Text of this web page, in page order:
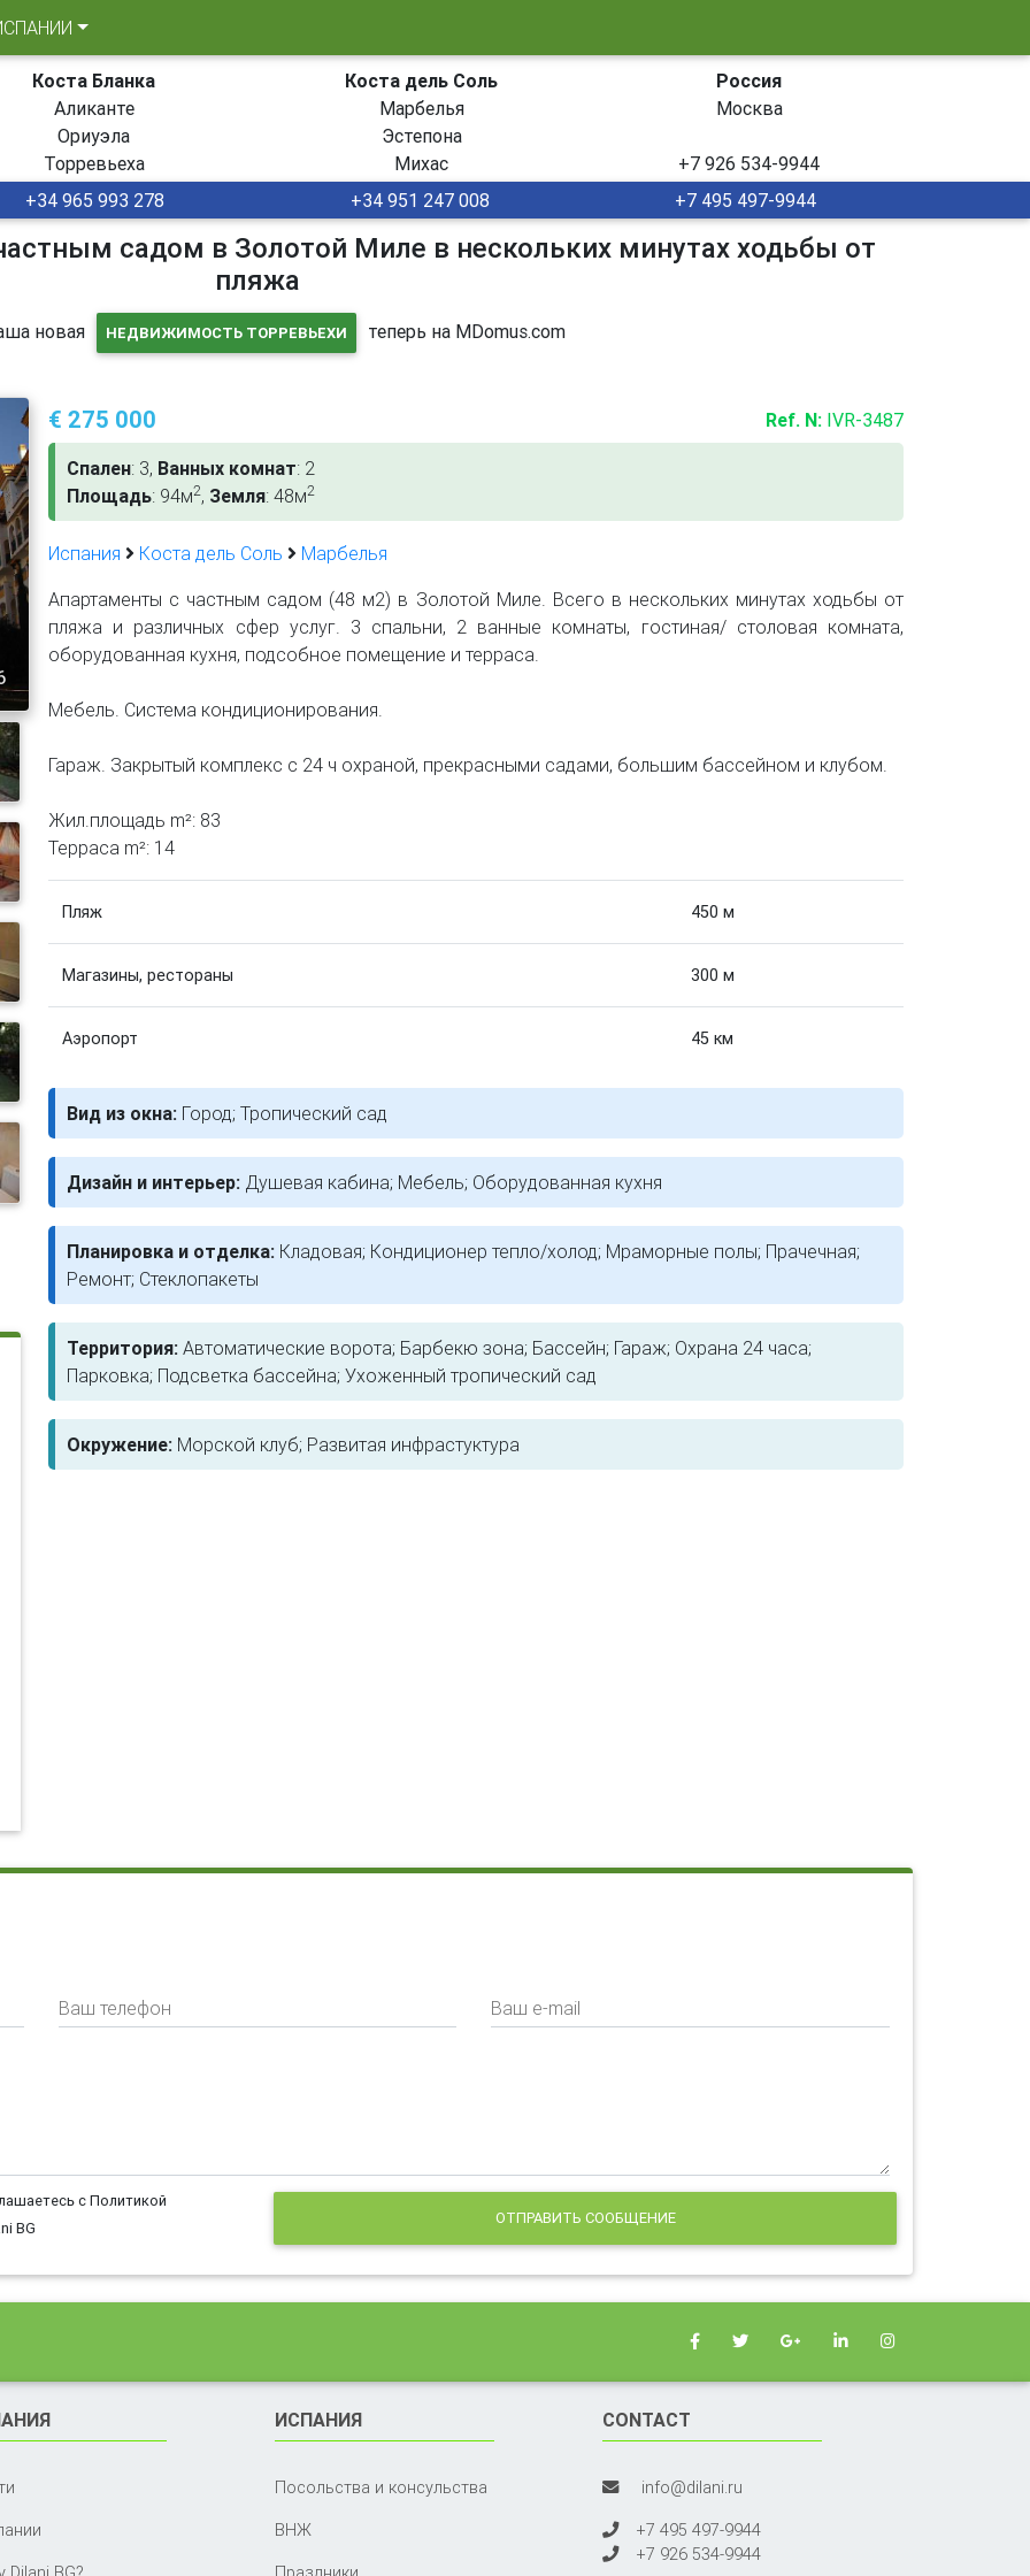
Коста Бланка
Аликанте
Ориуэла
Торревьеха
Коста дель Соль
Марбелья
Эстепона
Михас
Россия
Москва
+7 926 534-9944
+34 965 993 278
+34 951 247 008 +7 495 497-9944
садом в Золотой Миле в нескольких минутах ходьбы от
пляжа
новая НЕДВИЖИМОСТЬ ТОРРЕВЬЕХИ теперь на MDomus.com
€ 275 000 Ref. N: IVR-3487
Спален: 3, Ванных комнат: 2
Площадь: 94м2, Земля: 48м2
Испания Коста дель Соль
Марбелья
Апартаменты с частным садом (48 м2) в Золотой Миле. Всего в нескольких минутах ходьбы от
пляжа и различных сфер услуг. 3 спальни, 2 ванные комнаты, гостиная/ столовая комната,
оборудованная кухня, подсобное помещение и терраса.
Мебель. Система кондиционирования.
Гараж. Закрытый комплекс с 24 ч охраной, прекрасными садами, большим бассейном и клубом.
Жил.площадь m²: 83
Терраса m²: 14
Пляж 450 м
Магазины, рестораны 300 м
Аэропорт 45 км
Вид из окна: Город; Тропический сад
Дизайн и интерьер: Душевая кабина; Мебель; Оборудованная кухня
Планировка и отделка: Кладовая; Кондиционер тепло/холод; Мраморные полы; Прачечная;
Ремонт; Стеклопакеты
Территория: Автоматические ворота; Барбекю зона; Бассейн; Гараж; Охрана 24 часа;
Парковка; Подсветка бассейна; Ухоженный тропический сад
Окружение: Морской клуб; Развитая инфрастуктура
Ваш телефон Ваш e-mail
с Политикой
BG
ОТПРАВИТЬ СООБЩЕНИЕ
ИСПАНИЯ
Посольства и консульства
ВНЖ
CONTACT
info@dilani.ru
+7 495 497-9944
+7 926 534-9944